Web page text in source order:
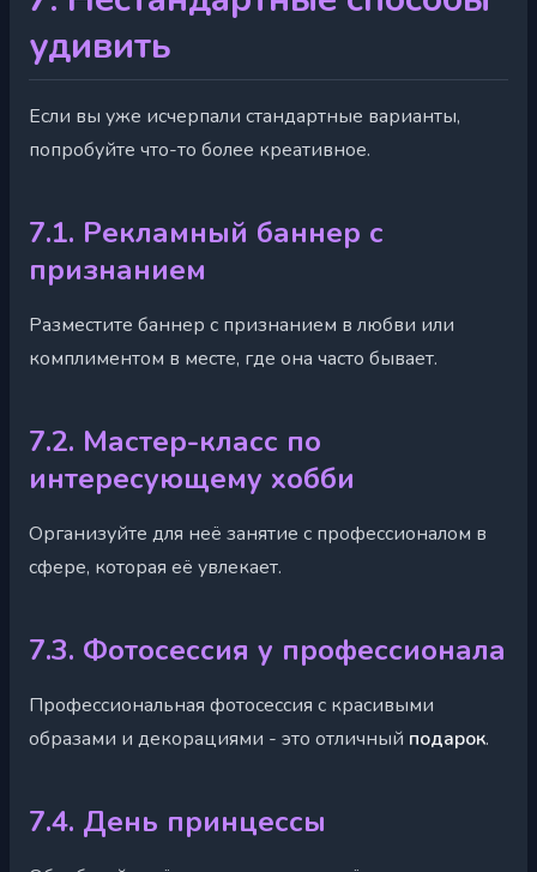
удивить
Если вы уже исчерпали стандартные варианты,
попробуйте что-то более креативное.
7.1. Рекламный баннер с
признанием
Разместите баннер с признанием в любви или
комплиментом в месте, где она часто бывает.
7.2. Мастер-класс по
интересующему хобби
Организуйте для неё занятие с профессионалом в
сфере, которая её увлекает.
7.3. Фотосессия у профессионала
Профессиональная фотосессия с красивыми
образами и декорациями - это отличный подарок.
7.4. День принцессы